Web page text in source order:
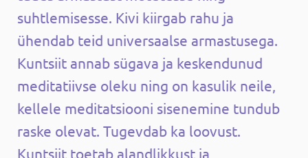
suhtlemisesse. Kivi kiirgab rahu ja
ühendab teid universaalse armastusega.
Kuntsiit annab sügava ja keskendunud
meditatiivse oleku ning on kasulik neile,
kellele meditatsiooni sisenemine tundub
raske olevat. Tugevdab ka loovust.
Kuntsiit toetab alandlikkust ja